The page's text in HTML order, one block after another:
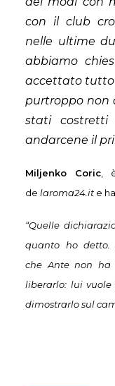
con il club
nelle ultime
abbiamo
accettato tutto
purtroppo non
stati
andarcene il
Miljenko Coric,
de laroma24.it e
“Quelle
quanto ho detto.
che Ante non
liberarlo: lui
dimostrarlo sul